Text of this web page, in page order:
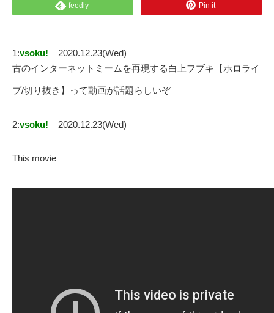
feedly Pin it
1:vsoku!
2020.12.23(Wed)
古のインターネットミームを再現する白上フブキ【ホロライ
ブ/切り抜き】って動画が話題らしいぞ
2:vsoku! 2020.12.23(Wed)
This movie